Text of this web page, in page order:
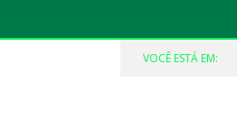
VOCÊ ESTÁ EM: